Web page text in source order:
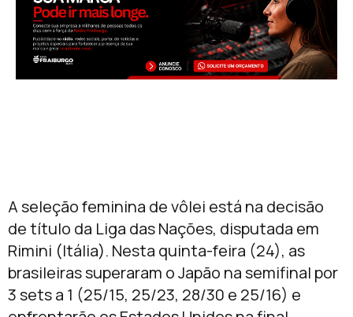
A seleção feminina de vôlei está na decisão
de título da Liga das Nações, disputada em
Rimini (Itália). Nesta quinta-feira (24), as
brasileiras superaram o Japão na semifinal por
3 sets a 1 (25/15, 25/23, 28/30 e 25/16) e